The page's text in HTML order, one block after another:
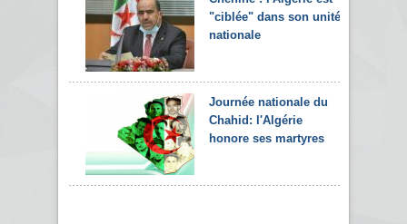
"ciblée" dans son unité
nationale
Journée nationale du
Chahid: l'Algérie
honore ses martyres